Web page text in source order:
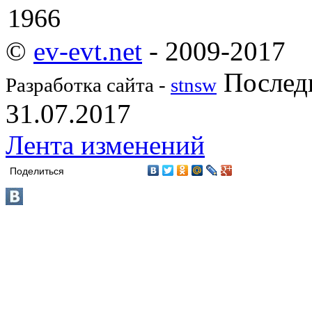
1966
© ev-evt.net - 2009-2017
Разработка сайта - stnsw
31.07.2017
Лента изменений
Поделиться